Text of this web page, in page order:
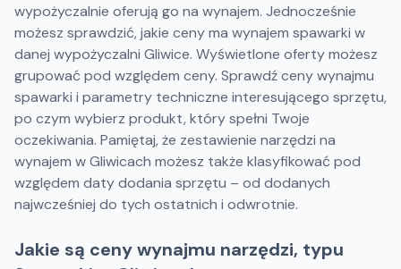
wypożyczalnie oferują go na wynajem. Jednocześnie
możesz sprawdzić, jakie ceny ma wynajem spawarki w
danej wypożyczalni Gliwice. Wyświetlone oferty możesz
grupować pod względem ceny. Sprawdź ceny wynajmu
spawarki i parametry techniczne interesującego sprzętu,
po czym wybierz produkt, który spełni Twoje
oczekiwania. Pamiętaj, że zestawienie narzędzi na
wynajem w Gliwicach możesz także klasyfikować pod
względem daty dodania sprzętu – od dodanych
najwcześniej do tych ostatnich i odwrotnie.
Jakie są ceny wynajmu narzędzi, typu